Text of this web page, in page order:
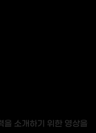
을 소개하기 위한 영상을